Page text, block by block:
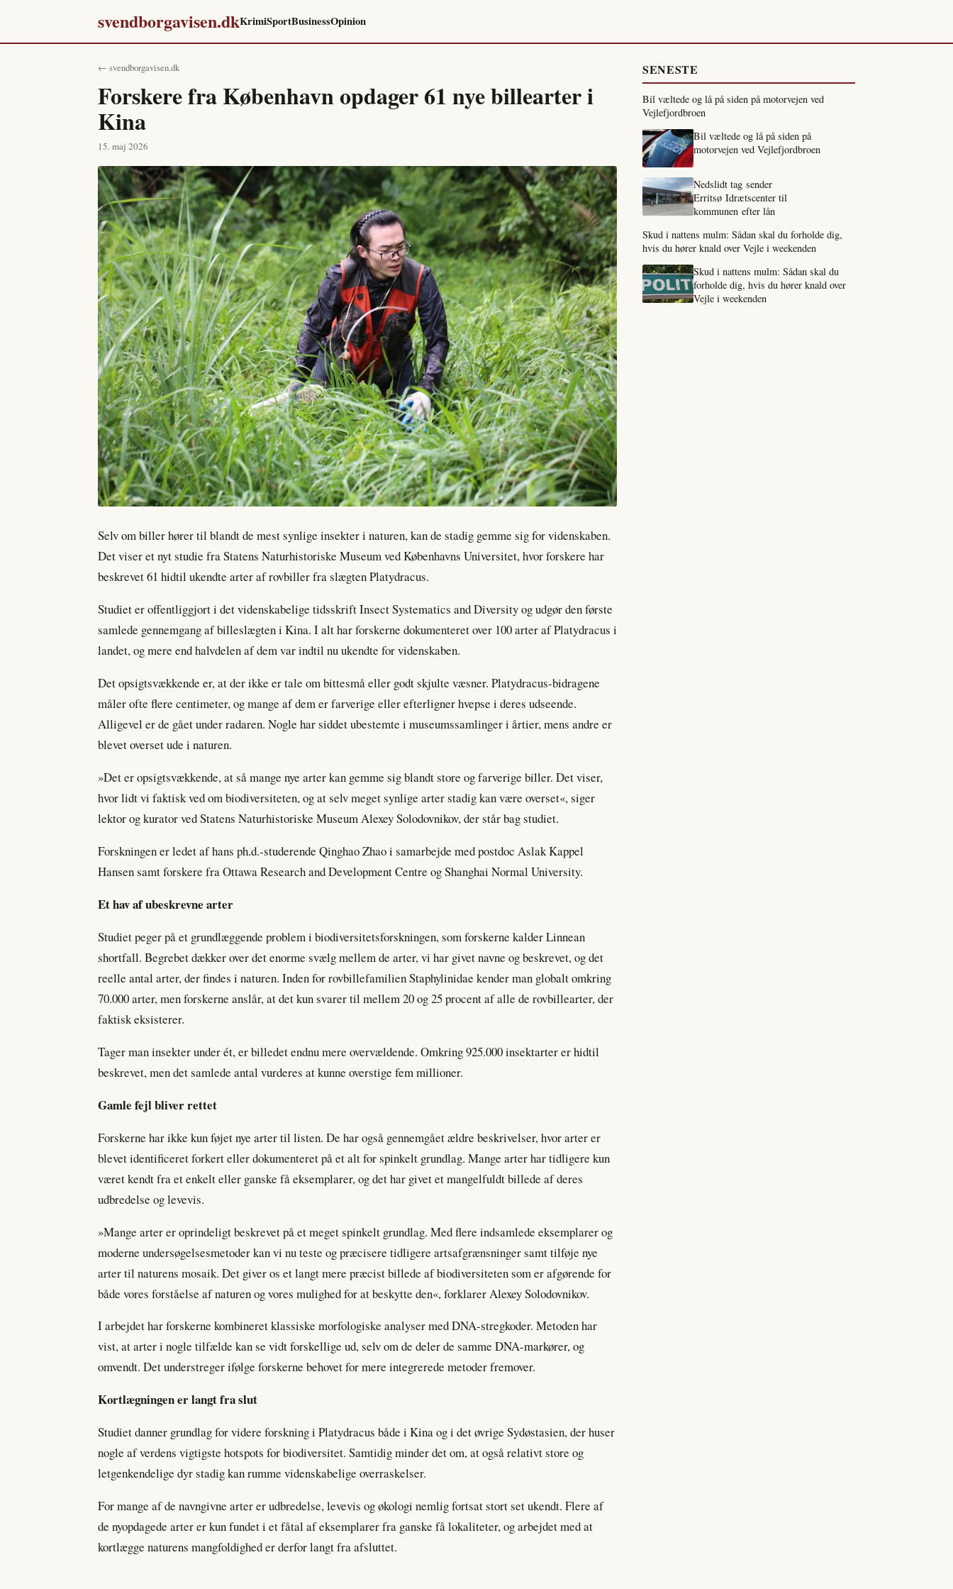
svendborgavisen.dkKrimiSportBusinessOpinion
← svendborgavisen.dk
Forskere fra København opdager 61 nye billearter i
Kina
15. maj 2026
Selv om biller hører til blandt de mest synlige insekter i naturen, kan de stadig gemme sig for videnskaben.
Det viser et nyt studie fra Statens Naturhistoriske Museum ved Københavns Universitet, hvor forskere har
beskrevet 61 hidtil ukendte arter af rovbiller fra slægten Platydracus.
Studiet er offentliggjort i det videnskabelige tidsskrift Insect Systematics and Diversity og udgør den første
samlede gennemgang af billeslægten i Kina. I alt har forskerne dokumenteret over 100 arter af Platydracus i
landet, og mere end halvdelen af dem var indtil nu ukendte for videnskaben.
Det opsigtsvækkende er, at der ikke er tale om bittesmå eller godt skjulte væsner. Platydracus-bidragene
måler ofte flere centimeter, og mange af dem er farverige eller efterligner hvepse i deres udseende.
Alligevel er de gået under radaren. Nogle har siddet ubestemte i museumssamlinger i årtier, mens andre er
blevet overset ude i naturen.
»Det er opsigtsvækkende, at så mange nye arter kan gemme sig blandt store og farverige biller. Det viser,
hvor lidt vi faktisk ved om biodiversiteten, og at selv meget synlige arter stadig kan være overset«, siger
lektor og kurator ved Statens Naturhistoriske Museum Alexey Solodovnikov, der står bag studiet.
Forskningen er ledet af hans ph.d.-studerende Qinghao Zhao i samarbejde med postdoc Aslak Kappel
Hansen samt forskere fra Ottawa Research and Development Centre og Shanghai Normal University.
Et hav af ubeskrevne arter
Studiet peger på et grundlæggende problem i biodiversitetsforskningen, som forskerne kalder Linnean
shortfall. Begrebet dækker over det enorme svælg mellem de arter, vi har givet navne og beskrevet, og det
reelle antal arter, der findes i naturen. Inden for rovbillefamilien Staphylinidae kender man globalt omkring
70.000 arter, men forskerne anslår, at det kun svarer til mellem 20 og 25 procent af alle de rovbillearter, der
faktisk eksisterer.
Tager man insekter under ét, er billedet endnu mere overvældende. Omkring 925.000 insektarter er hidtil
beskrevet, men det samlede antal vurderes at kunne overstige fem millioner.
Gamle fejl bliver rettet
Forskerne har ikke kun føjet nye arter til listen. De har også gennemgået ældre beskrivelser, hvor arter er
blevet identificeret forkert eller dokumenteret på et alt for spinkelt grundlag. Mange arter har tidligere kun
været kendt fra et enkelt eller ganske få eksemplarer, og det har givet et mangelfuldt billede af deres
udbredelse og levevis.
»Mange arter er oprindeligt beskrevet på et meget spinkelt grundlag. Med flere indsamlede eksemplarer og
moderne undersøgelsesmetoder kan vi nu teste og præcisere tidligere artsafgrænsninger samt tilføje nye
arter til naturens mosaik. Det giver os et langt mere præcist billede af biodiversiteten som er afgørende for
både vores forståelse af naturen og vores mulighed for at beskytte den«, forklarer Alexey Solodovnikov.
I arbejdet har forskerne kombineret klassiske morfologiske analyser med DNA-stregkoder. Metoden har
vist, at arter i nogle tilfælde kan se vidt forskellige ud, selv om de deler de samme DNA-markører, og
omvendt. Det understreger ifølge forskerne behovet for mere integrerede metoder fremover.
Kortlægningen er langt fra slut
Studiet danner grundlag for videre forskning i Platydracus både i Kina og i det øvrige Sydøstasien, der huser
nogle af verdens vigtigste hotspots for biodiversitet. Samtidig minder det om, at også relativt store og
letgenkendelige dyr stadig kan rumme videnskabelige overraskelser.
For mange af de navngivne arter er udbredelse, levevis og økologi nemlig fortsat stort set ukendt. Flere af
de nyopdagede arter er kun fundet i et fåtal af eksemplarer fra ganske få lokaliteter, og arbejdet med at
kortlægge naturens mangfoldighed er derfor langt fra afsluttet.
SENESTE
Bil væltede og lå på siden på motorvejen ved
Vejlefjordbroen
Bil væltede og lå på siden på
motorvejen ved Vejlefjordbroen
Nedslidt tag sender
Erritsø Idrætscenter til
kommunen efter lån
Skud i nattens mulm: Sådan skal du forholde dig,
hvis du hører knald over Vejle i weekenden
Skud i nattens mulm: Sådan skal du
forholde dig, hvis du hører knald over
Vejle i weekenden